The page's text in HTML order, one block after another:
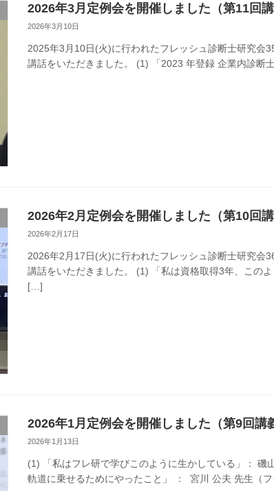
2026年3月定例会を開催しました（第11回講
2026年3月10日
2025年3月10日(火)に行われたフレッシュ診断士研究会
講話をいただきました。 (1) 「2023 年登録 企業内診
2026年2月定例会を開催しました（第10回講
2026年2月17日
2026年2月17日(火)に行われたフレッシュ診断士研究会
講話をいただきました。 (1) 「私は資格取得3年、この
[…]
2026年1月定例会を開催しました（第9回講
2026年1月13日
(1) 「私はフレ研で学びこのように生かしている」：
軌道に乗せるためにやったこと」 ： 宮川 公夫 先生（